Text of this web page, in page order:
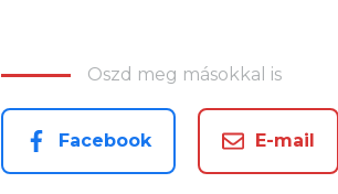
Oszd meg másokkal is
Facebook E-mail